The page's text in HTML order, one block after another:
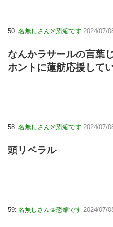
50: 名無しさん＠恐縮です 2024/07/
なんかラサールの言葉
ホントに蓮舫応援して
58: 名無しさん＠恐縮です 2024/07/
頭リベラル
59: 名無しさん＠恐縮です 2024/07/